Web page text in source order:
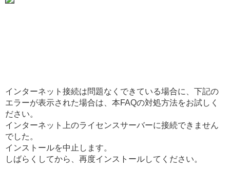
インターネット接続は問題なくできている場合に、下記の
エラーが表示された場合は、本FAQの対処方法をお試しく
ださい。
インターネット上のライセンスサーバーに接続できません
でした。
インストールを中止します。
しばらくしてから、再度インストールしてください。